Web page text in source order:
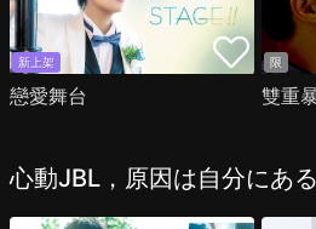
新上架
戀愛舞台
限
雙重
心動JBL，原因は自分にある